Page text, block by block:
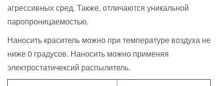
агрессивных сред. Также, отличаются уникальной
паропроницаемостью.
Наносить краситель можно при температуре воздуха не
ниже 0 градусов. Наносить можно применяя
электростатичексий распылитель.